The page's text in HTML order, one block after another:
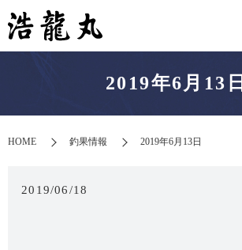
2019年6月13日
HOME 釣果情報 2019年6月13日
2019/06/18